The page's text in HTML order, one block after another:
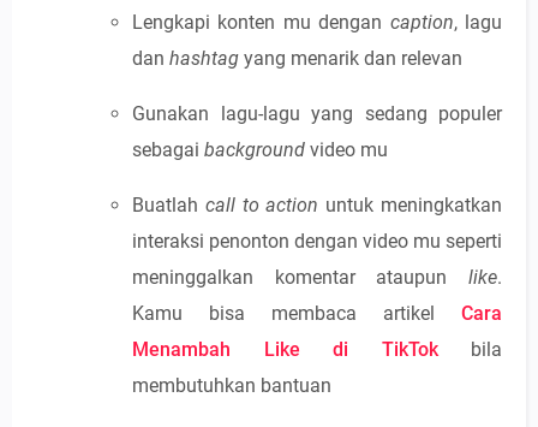
Lengkapi konten mu dengan caption, lagu
dan hashtag yang menarik dan relevan
Gunakan lagu-lagu yang sedang populer
sebagai background video mu
Buatlah call to action untuk meningkatkan
interaksi penonton dengan video mu seperti
meninggalkan komentar ataupun like.
Kamu bisa membaca artikel Cara
Menambah Like di TikTokbila
membutuhkan bantuan